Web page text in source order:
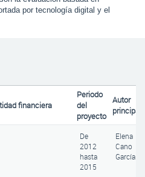
por tecnología digital y el
financiera
Periodo
del
proyecto
Autor
principal
De
2012
hasta
2015
Elena
Cano
García